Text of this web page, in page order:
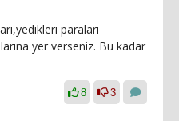
paraları
yer verseniz. Bu kadar
8 3